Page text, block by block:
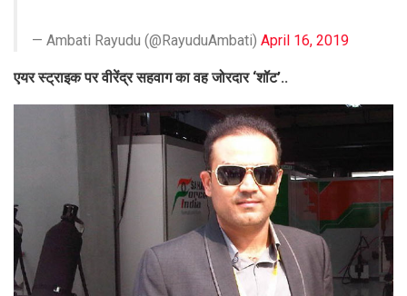
— Ambati Rayudu (@RayuduAmbati) April 16, 2019
एयर स्‍ट्राइक पर वीरेंद्र सहवाग का वह जोरदार ‘शॉट’..